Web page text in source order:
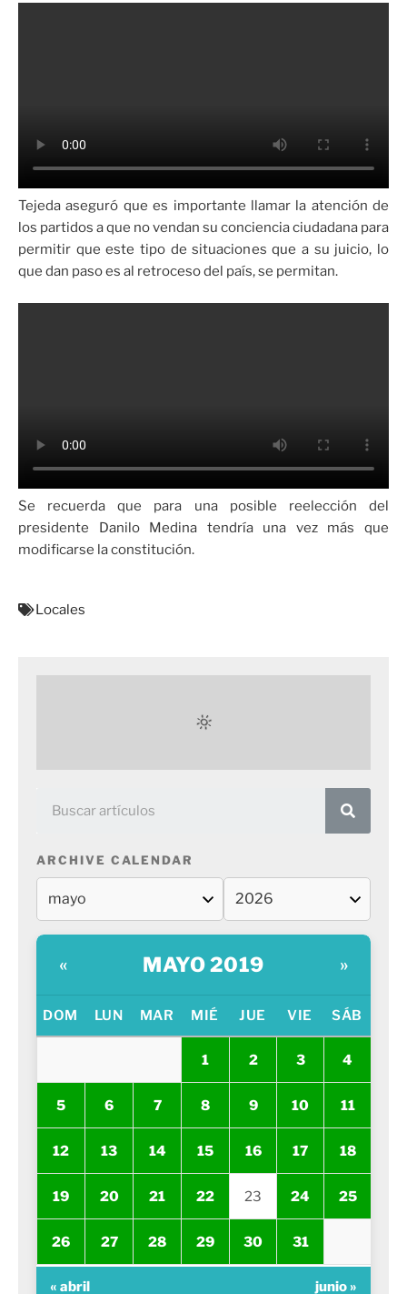
Tejeda aseguró que es importante llamar la atención de
los partidos a que no vendan su conciencia ciudadana para
permitir que este tipo de situaciones que a su juicio, lo
que dan paso es al retroceso del país, se permitan.
Se recuerda que para una posible reelección del
presidente Danilo Medina tendría una vez más que
modificarse la constitución.
Locales
ARCHIVE CALENDAR
« MAYO 2019 »
DOM LUN MAR MIÉ JUE VIE SÁB
1 2 3 4
5 6 7 8 9 10 11
12 13 14 15 16 17 18
19 20 21 22 23 24 25
26 27 28 29 30 31
« abril junio »